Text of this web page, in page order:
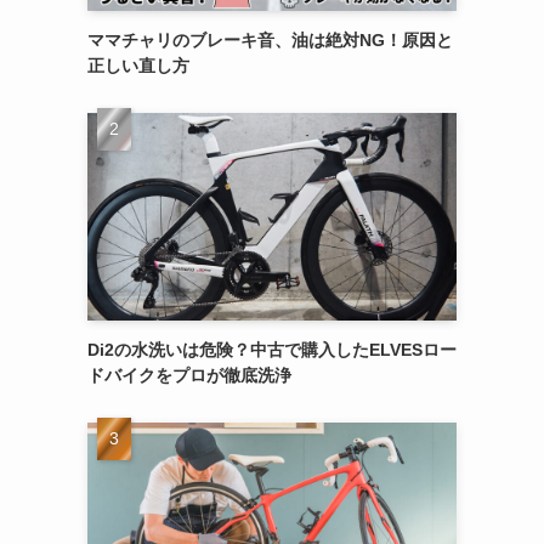
ママチャリのブレーキ音、油は絶対NG！原因と
正しい直し方
Di2の水洗いは危険？中古で購入したELVESロー
ドバイクをプロが徹底洗浄